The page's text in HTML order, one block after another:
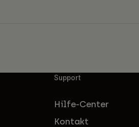
Support
Hilfe-Center
Kontakt